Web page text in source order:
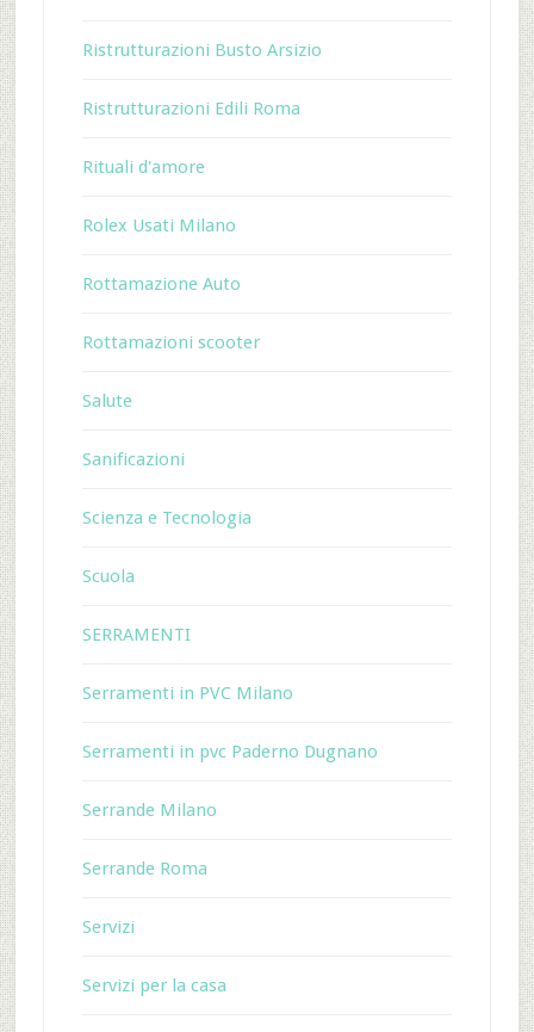
Ristrutturazioni Busto Arsizio
Ristrutturazioni Edili Roma
Rituali d'amore
Rolex Usati Milano
Rottamazione Auto
Rottamazioni scooter
Salute
Sanificazioni
Scienza e Tecnologia
Scuola
SERRAMENTI
Serramenti in PVC Milano
Serramenti in pvc Paderno Dugnano
Serrande Milano
Serrande Roma
Servizi
Servizi per la casa